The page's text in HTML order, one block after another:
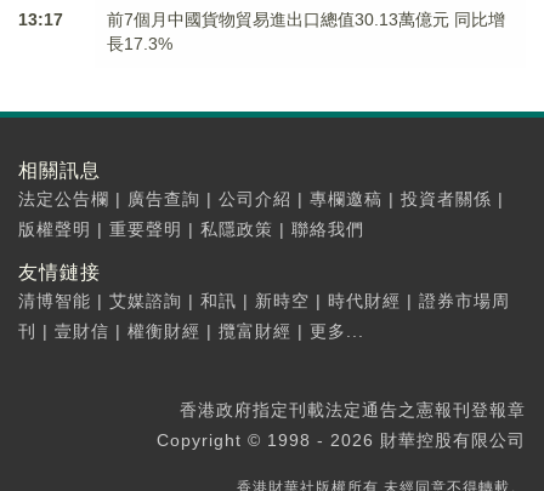
13:17
前7個月中國貨物貿易進出口總值30.13萬億元 同比增
長17.3%
相關訊息
法定公告欄 | 廣告查詢 | 公司介紹 | 專欄邀稿 | 投資者關係 |
版權聲明 | 重要聲明 | 私隱政策 | 聯絡我們
友情鏈接
清博智能 | 艾媒諮詢 | 和訊 | 新時空 | 時代財經 | 證券市場周
刊
| 壹財信 | 權衡財經 | 攬富財經 | 更多...
香港政府指定刊載法定通告之憲報刊登報章
Copyright © 1998 - 2026 財華控股有限公司